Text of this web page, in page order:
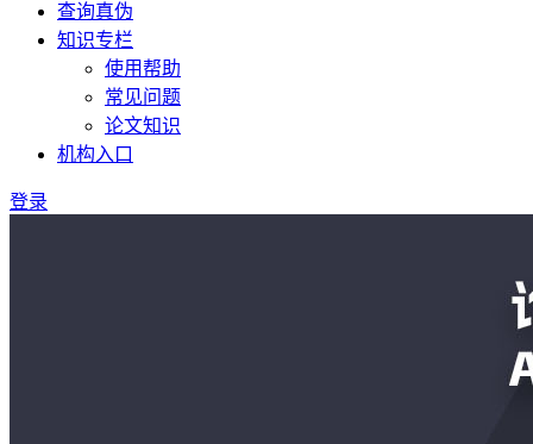
查询真伪
知识专栏
使用帮助
常见问题
论文知识
机构入口
登录